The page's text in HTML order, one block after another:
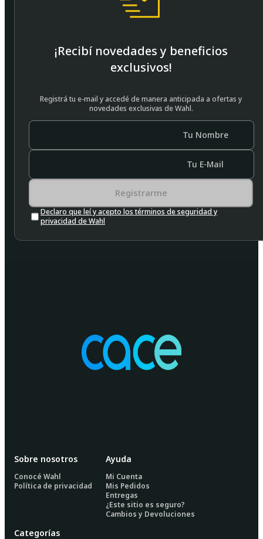
¡Recibí novedades y beneficios
exclusivos!
Registrá tu e-mail y accedé de manera anticipada a ofertas y
novedades exclusivas de Wahl.
Tu Nombre
Tu E-Mail
Registrarme
Declaro que leí y acepto los términos de seguridad y
privacidad de Wahl
Sobre nosotros
Conocé Wahl
Política de privacidad
Ayuda
Mi Cuenta
Mis Pedidos
Entregas
¿Este sitio es seguro?
Cambios y Devoluciones
Categorías